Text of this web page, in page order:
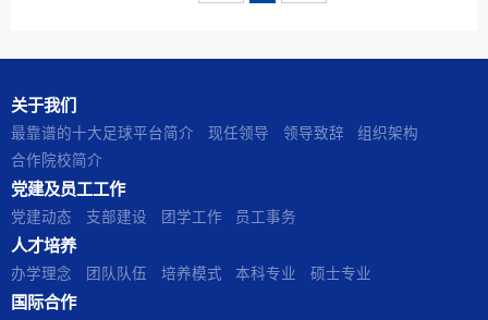
关于我们
​最靠谱的十大足球平台简介 现任领导 领导致辞
组织架构
合作院校简介
党建及员工工作
党建动态 支部建设 团学工作 员工事务
人才培养
办学理念 团队队伍 培养模式 本科专业 硕士专业
国际合作